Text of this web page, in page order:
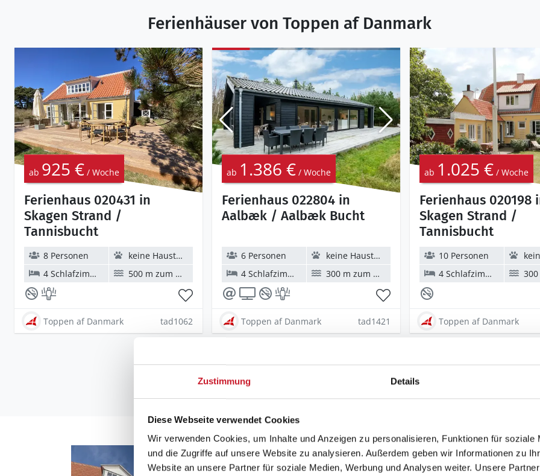
Zustimmung Details
Diese Webseite verwendet Cookies
Wir verwenden Cookies, um Inhalte und Anzeigen zu personalisieren, Funktionen für soziale
und die Zugriffe auf unsere Website zu analysieren. Außerdem geben wir Informationen zu
Website an unsere Partner für soziale Medien, Werbung und Analysen weiter. Unsere
Ferienhäuser von Toppen af Danmark
Ferienhaus 020431 in
Skagen Strand /
Tannisbucht
ab 925 € / Woche
8 Personen
keine Haustiere
4 Schlafzimmer
500 m zum Wasser
Toppen af Danmark tad1062
Ferienhaus 022804 in
Aalbæk / Aalbæk Bucht
ab 1.386 € / Woche
6 Personen
keine Haustiere
4 Schlafzimmer
300 m zum Wasser
Toppen af Danmark tad1421
Ferienhaus 020198
Skagen Strand /
Tannisbucht
ab 1.025 € / Woche
10 Personen
4 Schlafzimmer
300 m
Toppen af Danmark
Ferienhäuser von Toppen anzeigen
Der lokale Tourismusverband hat über 100
Region und vermietet seit über 30 Jahren als